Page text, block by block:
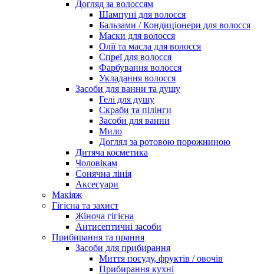
Догляд за волоссям
Шампуні для волосся
Бальзами / Кондиціонери для волосся
Маски для волосся
Олії та масла для волосся
Спреї для волосся
Фарбування волосся
Укладання волосся
Засоби для ванни та душу
Гелі для душу
Скраби та пілінги
Засоби для ванни
Мило
Догляд за ротовою порожниною
Дитяча косметика
Чоловікам
Сонячна лінія
Аксесуари
Макіяж
Гігієна та захист
Жіноча гігієна
Антисептичні засоби
Прибирання та прання
Засоби для прибирання
Миття посуду, фруктів / овочів
Прибирання кухні